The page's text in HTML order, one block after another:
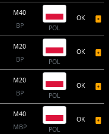
M40
BP
POL
OK
M20
BP
POL
OK
M20
BP
POL
OK
M40
MBP
POL
OK